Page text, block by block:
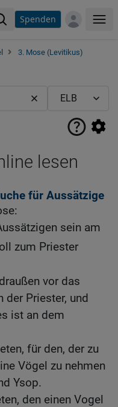
Spenden
3. Mose (Levitikus)
lesen
für Aussätzige
sein am
zum Priester
vor das
der Priester, und
ist an dem
für den, der zu
Vögel zu nehmen
Ysop.
den einen Vogel